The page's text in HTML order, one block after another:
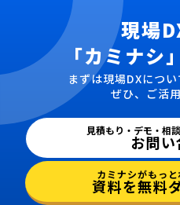
現場
「カミナシ
まずは現場DXにつ
ぜひ、ご活
見積もり・デモ・相
お問
カミナシがもっ
資料を無料